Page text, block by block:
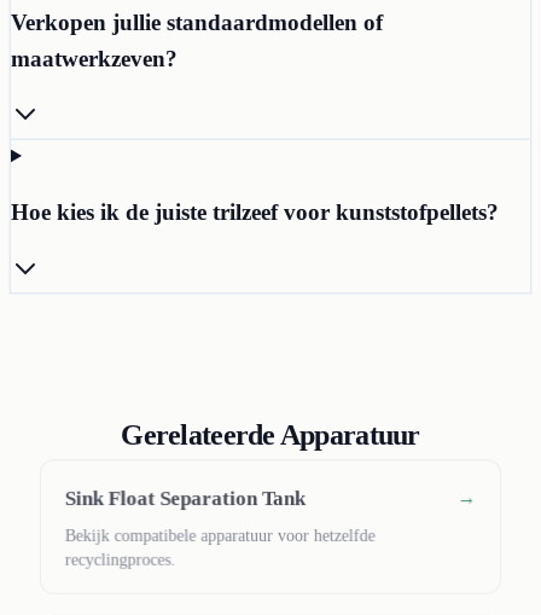
Verkopen jullie standaardmodellen of
maatwerkzeven?
Hoe kies ik de juiste trilzeef voor kunststofpellets?
Gerelateerde Apparatuur
Sink Float Separation Tank
Bekijk compatibele apparatuur voor hetzelfde
recyclingproces.
→